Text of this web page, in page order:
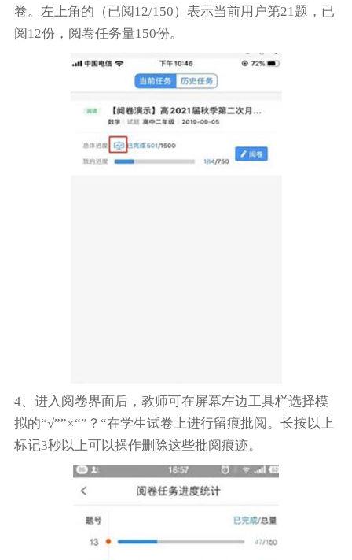
卷。左上角的（已阅12/150）表示当前用户第21题，已
阅12份，阅卷任务量150份。
4、进入阅卷界面后，教师可在屏幕左边工具栏选择模
拟的“√””×“”？“在学生试卷上进行留痕批阅。长按以上
标记3秒以上可以操作删除这些批阅痕迹。